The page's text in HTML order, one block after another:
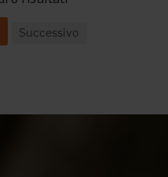
Successivo